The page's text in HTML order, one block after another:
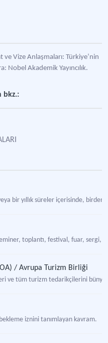
ve Vize Anlaşmaları: Türkiye’nin
Nobel Akademik Yayıncılık.
bkz.:
bir yıllık süreler içerisinde,
toplantı, festival, fuar,
/ Avrupa Turizm Birliği
ve tüm turizm tedarikçilerini
iznini tanımlayan kavram.